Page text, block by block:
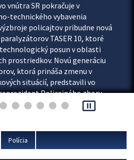
vnútra SR pokračuje v
technického vybavenia
policajtov pribudne nová
TASER 10, ktoré
posun v oblasti
prostriedkov. Novú generáciu
ktorá prináša zmenu v
situácií, predstavili vo
Policajného zboru
odboru výcviku...
pause_presentation
Polícia